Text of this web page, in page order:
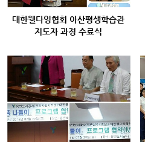
대한웰다잉협회 아산평생학습관
지도자 과정 수료식